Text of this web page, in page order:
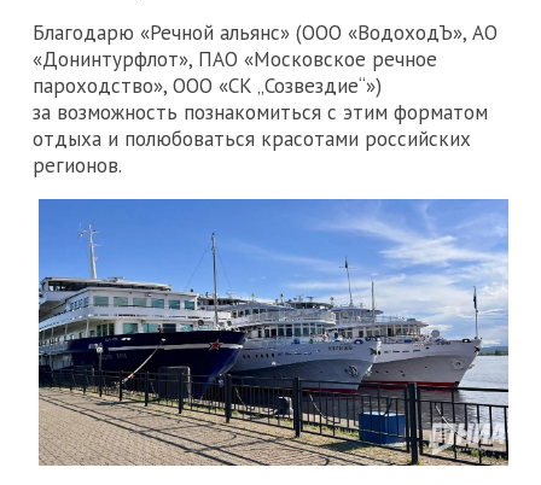
Благодарю «Речной альянс» (ООО «ВодоходЪ», АО
«Донинтурфлот», ПАО «Московское речное
пароходство», ООО «СК „Созвездие“»)
за возможность познакомиться с этим форматом
отдыха и полюбоваться красотами российских
регионов.